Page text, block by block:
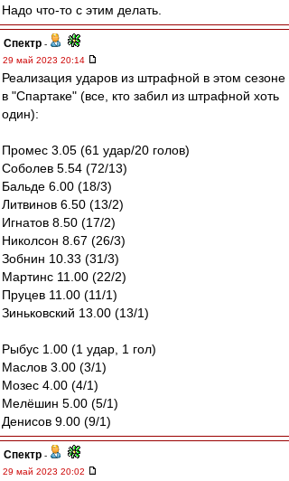
Надо что-то с этим делать.
Спектр -
29 май 2023 20:14
Реализация ударов из штрафной в этом сезоне
в "Спартаке" (все, кто забил из штрафной хоть
один):
Промес 3.05 (61 удар/20 голов)
Соболев 5.54 (72/13)
Бальде 6.00 (18/3)
Литвинов 6.50 (13/2)
Игнатов 8.50 (17/2)
Николсон 8.67 (26/3)
Зобнин 10.33 (31/3)
Мартинс 11.00 (22/2)
Пруцев 11.00 (11/1)
Зиньковский 13.00 (13/1)
Рыбус 1.00 (1 удар, 1 гол)
Маслов 3.00 (3/1)
Мозес 4.00 (4/1)
Мелёшин 5.00 (5/1)
Денисов 9.00 (9/1)
Спектр -
29 май 2023 20:02